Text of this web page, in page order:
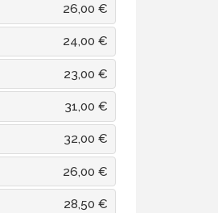
26,00 €
24,00 €
23,00 €
31,00 €
32,00 €
26,00 €
28,50 €